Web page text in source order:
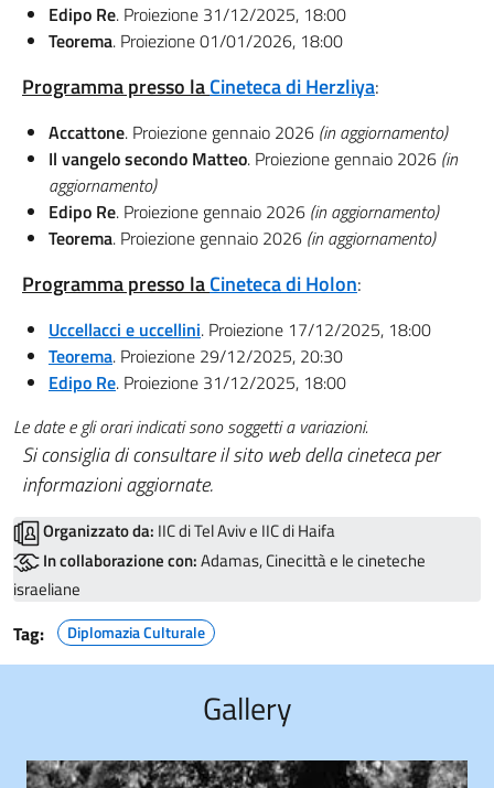
Edipo Re. Proiezione 31/12/2025, 18:00
Teorema. Proiezione 01/01/2026, 18:00
Programma presso laCineteca di Herzliya:
Accattone. Proiezione gennaio 2026 (in aggiornamento)
Il vangelo secondo Matteo. Proiezione gennaio 2026 (in
aggiornamento)
Edipo Re. Proiezione gennaio 2026 (in aggiornamento)
Teorema. Proiezione gennaio 2026 (in aggiornamento)
Programma presso laCineteca di Holon:
Uccellacci e uccellini. Proiezione 17/12/2025, 18:00
Teorema. Proiezione 29/12/2025, 20:30
Edipo Re. Proiezione 31/12/2025, 18:00
Le date e gli orari indicati sono soggetti a variazioni.
Si consiglia di consultare il sito web della cineteca per
informazioni aggiornate.
Organizzato da: IIC di Tel Aviv e IIC di Haifa
In collaborazione con:Adamas, Cinecittà e le cineteche
israeliane
Tag: Diplomazia Culturale
Gallery